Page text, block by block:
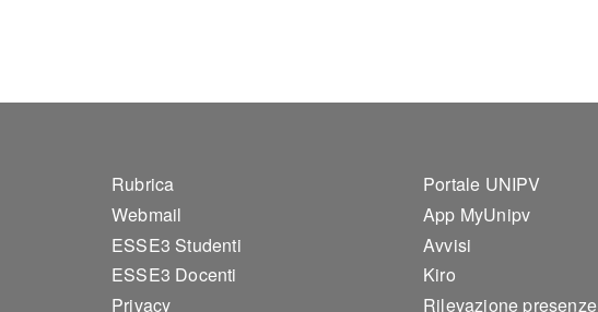
Footer 1
Rubrica
Webmail
ESSE3 Studenti
ESSE3 Docenti
Privacy
Footer 2
Portale UNIPV
App MyUnipv
Avvisi
Kiro
Rilevazione presenze